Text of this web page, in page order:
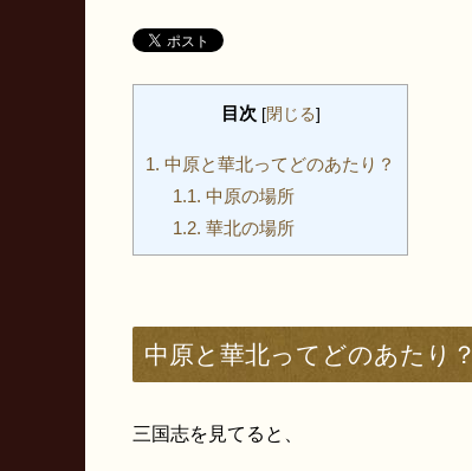
目次 [閉じる]
1. 中原と華北ってどのあたり？
1.1. 中原の場所
1.2. 華北の場所
中原と華北ってどのあたり？
三国志を見てると、